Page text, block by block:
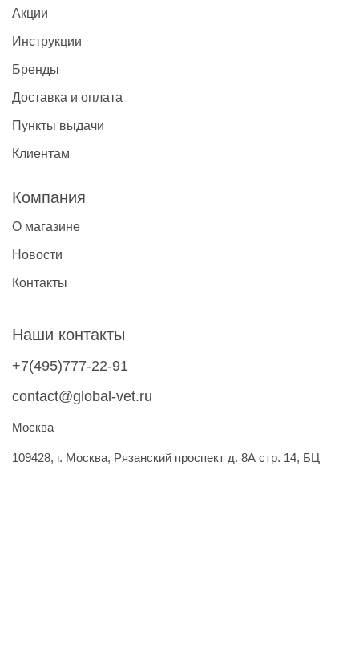
Акции
Инструкции
Бренды
Доставка и оплата
Пункты выдачи
Клиентам
Компания
О магазине
Новости
Контакты
Наши контакты
+7(495)777-22-91
contact@global-vet.ru
Москва
109428, г. Москва, Рязанский проспект д. 8А стр. 14, БЦ